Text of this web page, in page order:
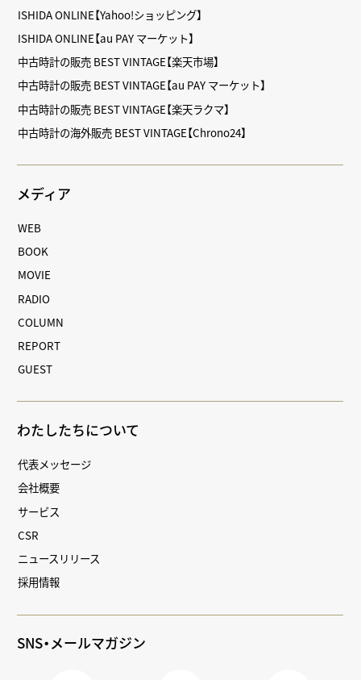
ISHIDA ONLINE【Yahoo!ショッピング】
ISHIDA ONLINE【au PAY マーケット】
中古時計の販売 BEST VINTAGE【楽天市場】
中古時計の販売 BEST VINTAGE【au PAY マーケット】
中古時計の販売 BEST VINTAGE【楽天ラクマ】
中古時計の海外販売 BEST VINTAGE【Chrono24】
メディア
WEB
BOOK
MOVIE
RADIO
COLUMN
REPORT
GUEST
わたしたちについて
代表メッセージ
会社概要
サービス
CSR
ニュースリリース
採用情報
SNS・メールマガジン